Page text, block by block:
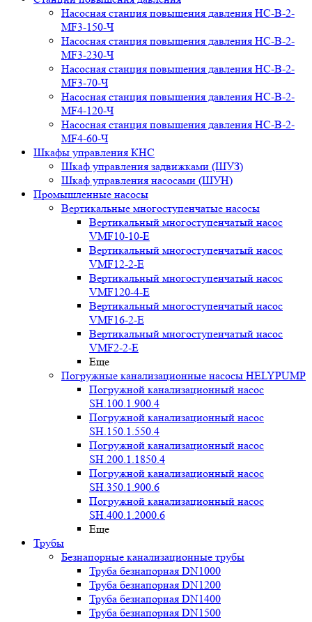
Насосная станция повышения давления НС-В-2-
MF3-150-Ч
Насосная станция повышения давления НС-В-2-
MF3-230-Ч
Насосная станция повышения давления НС-В-2-
MF3-70-Ч
Насосная станция повышения давления НС-В-2-
MF4-120-Ч
Насосная станция повышения давления НС-В-2-
MF4-60-Ч
Шкафы управления КНС
Шкаф управления задвижками (ШУЗ)
Шкаф управления насосами (ШУН)
Промышленные насосы
Вертикальные многоступенчатые насосы
Вертикальный многоступенчатый насос
VMF10-10-E
Вертикальный многоступенчатый насос
VMF12-2-E
Вертикальный многоступенчатый насос
VMF120-4-E
Вертикальный многоступенчатый насос
VMF16-2-E
Вертикальный многоступенчатый насос
VMF2-2-E
Еще
Погружные канализационные насосы HELYPUMP
Погружной канализационный насос
SH.100.1.900.4
Погружной канализационный насос
SH.150.1.550.4
Погружной канализационный насос
SH.200.1.1850.4
Погружной канализационный насос
SH.350.1.900.6
Погружной канализационный насос
SH.400.1.2000.6
Еще
Трубы
Безнапорные канализационные трубы
Труба безнапорная DN1000
Труба безнапорная DN1200
Труба безнапорная DN1400
Труба безнапорная DN1500